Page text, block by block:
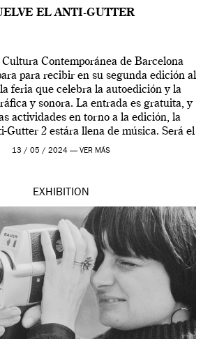
EL ANTI-GUTTER
Contemporánea de Barcelona
para recibir en su segunda edición al
feria que celebra la autoedición y la
y sonora. La entrada es gratuita, y
actividades en torno a la edición, la
Gutter 2 estára llena de música. Será el
[…]
13 / 05 / 2024 — VER MÁS
EXHIBITION